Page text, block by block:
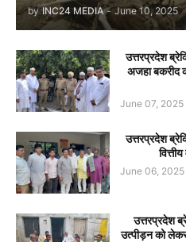
by INC24 MEDIA - June 10, 2025
उत्तरप्रदेश
अजहा बकरीद
June 07, 2025
उत्तरप्रदेश
June 06, 2025
उत्तरप्रदेश
उत्पीड़न को लेकर